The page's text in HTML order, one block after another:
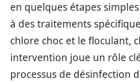
en quelques étapes
à des traitements
chlore choc et le floculant,
intervention joue un rôle
processus de désinfection